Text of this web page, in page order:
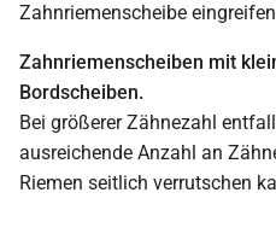
Zahnriemenscheibe
Zahnriemenscheiben mit
Bordscheiben.
Bei größerer Zähnezahl
ausreichende Anzahl an
Riemen seitlich verrutschen